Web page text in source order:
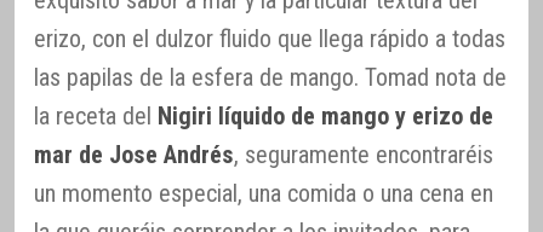
erizo, con el dulzor fluido que llega rápido a todas
las papilas de la esfera de mango. Tomad nota de
la receta del Nigiri líquido de mango y erizo de
mar de Jose Andrés, seguramente encontraréis
un momento especial, una comida o una cena en